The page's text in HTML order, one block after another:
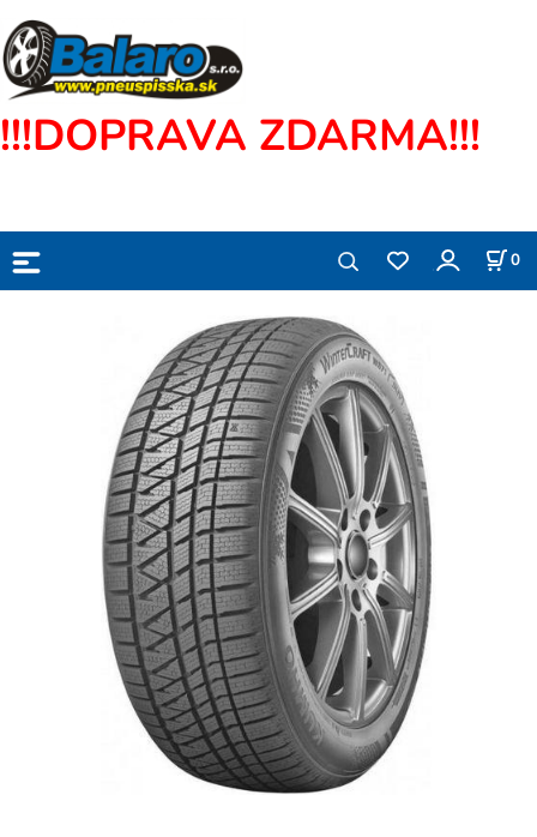
!!!DOPRAVA ZDARMA!!!
0